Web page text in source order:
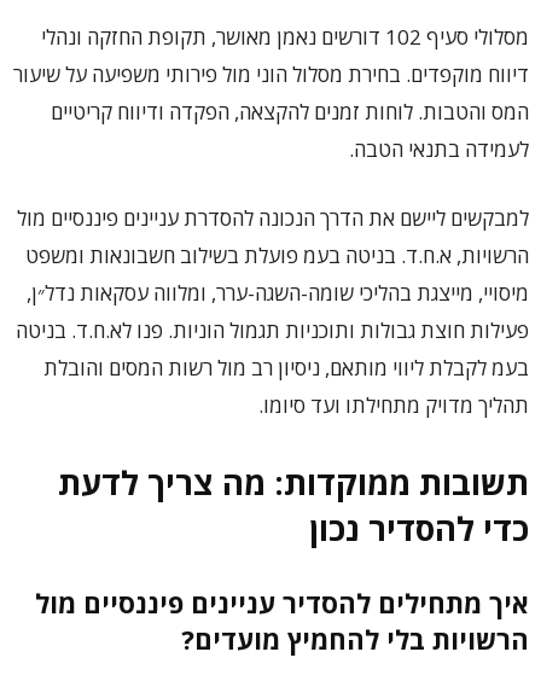
מסלולי סעיף 102 דורשים נאמן מאושר, תקופת החזקה ונהלי
דיווח מוקפדים. בחירת מסלול הוני מול פירותי משפיעה על שיעור
המס והטבות. לוחות זמנים להקצאה, הפקדה ודיווח קריטיים
לעמידה בתנאי הטבה.
למבקשים ליישם את הדרך הנכונה להסדרת עניינים פיננסיים מול
הרשויות, א.ח.ד. בניטה בעמ פועלת בשילוב חשבונאות ומשפט
מיסויי, מייצגת בהליכי שומה-השגה-ערר, ומלווה עסקאות נדל״ן,
פעילות חוצת גבולות ותוכניות תגמול הוניות. פנו לא.ח.ד. בניטה
בעמ לקבלת ליווי מותאם, ניסיון רב מול רשות המסים והובלת
תהליך מדויק מתחילתו ועד סיומו.
תשובות ממוקדות: מה צריך לדעת
כדי להסדיר נכון
איך מתחילים להסדיר עניינים פיננסיים מול
הרשויות בלי להחמיץ מועדים?